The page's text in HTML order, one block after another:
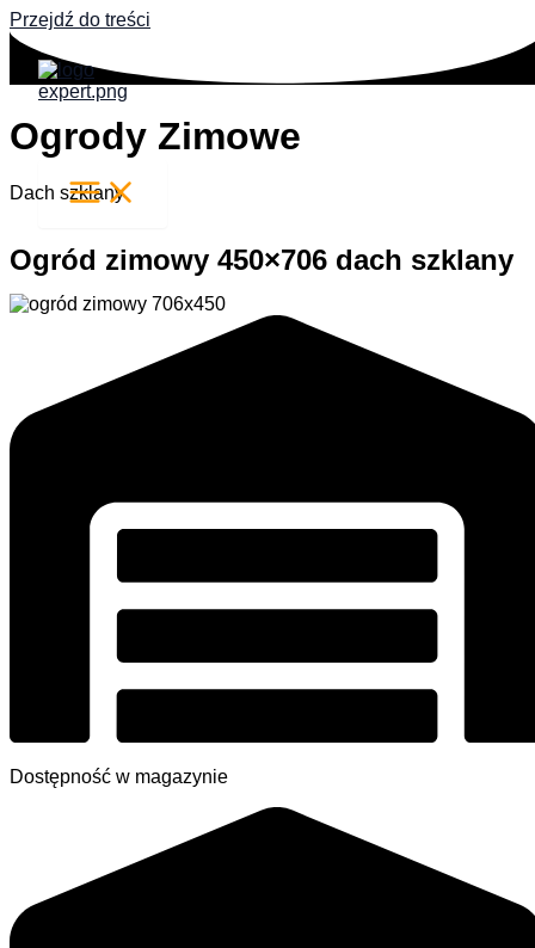
Przejdź do treści
Ogrody Zimowe
Dach szklany
Ogród zimowy 450×706 dach szklany
Dostępność w magazynie